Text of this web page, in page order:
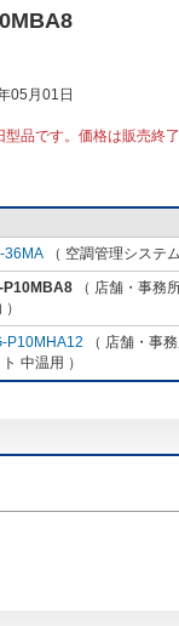
05月01日
品です。価格は販売終
36MA （ 空調管理システ
P10MBA8 （ 店舗・事務
P10MHA12 （ 店舗・事
中温用 ）